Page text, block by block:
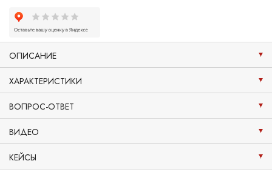
ОПИСАНИЕ
ХАРАКТЕРИСТИКИ
ВОПРОС-ОТВЕТ
ВИДЕО
КЕЙСЫ